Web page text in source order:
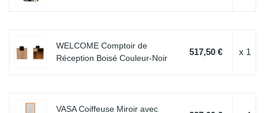
WELCOME Comptoir de
Réception Boisé Couleur-Noir
517,50 € x 1
VASA Coiffeuse Miroir avec